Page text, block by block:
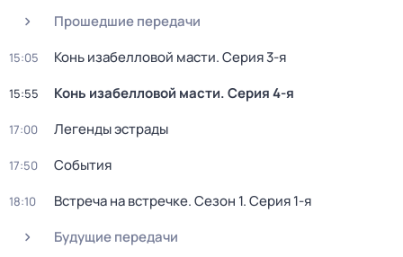
Прошедшие передачи
15:05 Конь изабелловой масти. Серия 3-я
15:55 Конь изабелловой масти. Серия 4-я
17:00 Легенды эстрады
17:50 События
18:10 Встреча на встречке. Сезон 1. Серия 1-я
Будущие передачи